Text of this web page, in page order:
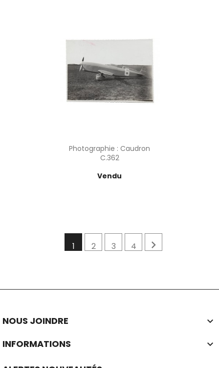
Photographie : Caudron
C.362
Vendu
1 2 3 4 
NOUS JOINDRE 
INFORMATIONS 